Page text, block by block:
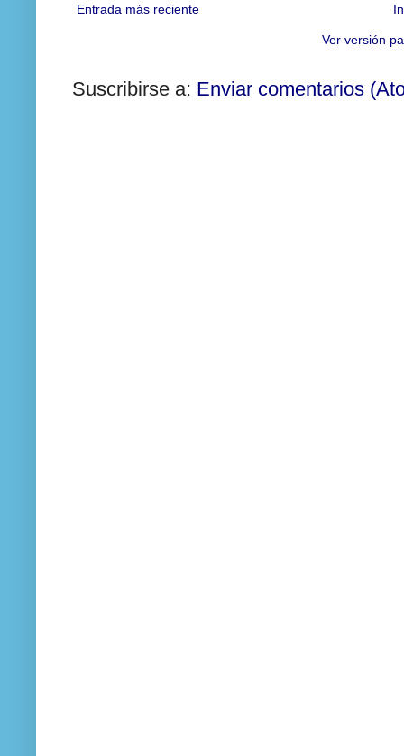
Entrada más reciente
Ver versión
Suscribirse a: Enviar comentarios